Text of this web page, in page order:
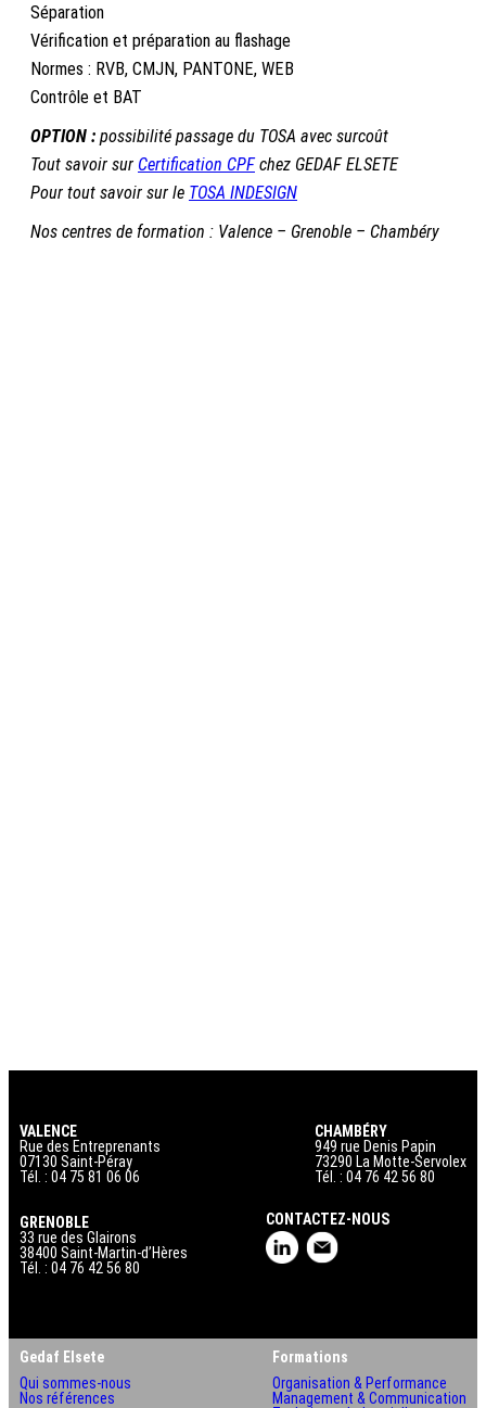
Séparation
Vérification et préparation au flashage
Normes : RVB, CMJN, PANTONE, WEB
Contrôle et BAT
OPTION : possibilité passage du TOSA avec surcoût
Tout savoir sur Certification CPFchez GEDAF ELSETE
Pour tout savoir sur le TOSA INDESIGN
Nos centres de formation : Valence – Grenoble – Chambéry
VALENCE
Rue des Entreprenants
07130 Saint-Péray
Tél. : 04 75 81 06 06
CHAMBÉRY
949 rue Denis Papin
73290 La Motte-Servolex
Tél. : 04 76 42 56 80
GRENOBLE
33 rue des Glairons
38400 Saint-Martin-d’Hères
Tél. : 04 76 42 56 80
CONTACTEZ-NOUS
Gedaf Elsete
Qui sommes-nous
Nos références
Formations
Organisation & Performance
Management & Communication